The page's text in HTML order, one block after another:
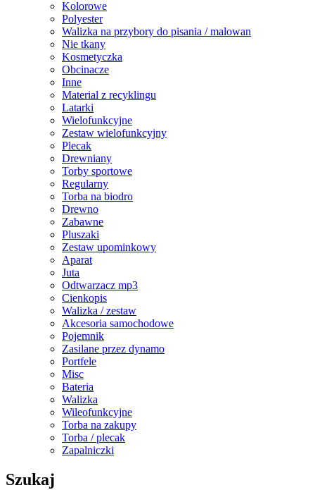
Kolorowe
Polyester
Walizka na przybory do pisania / malowan
Nie tkany
Kosmetyczka
Obcinacze
Inne
Material z recyklingu
Latarki
Wielofunkcyjne
Zestaw wielofunkcyjny
Plecak
Drewniany
Torby sportowe
Regularny
Torba na biodro
Drewno
Zabawne
Pluszaki
Zestaw upominkowy
Aparat
Juta
Odtwarzacz mp3
Cienkopis
Walizka / zestaw
Akcesoria samochodowe
Pojemnik
Zasilane przez dynamo
Portfele
Misc
Bateria
Walizka
Wileofunkcyjne
Torba na zakupy
Torba / plecak
Zapalniczki
Szukaj